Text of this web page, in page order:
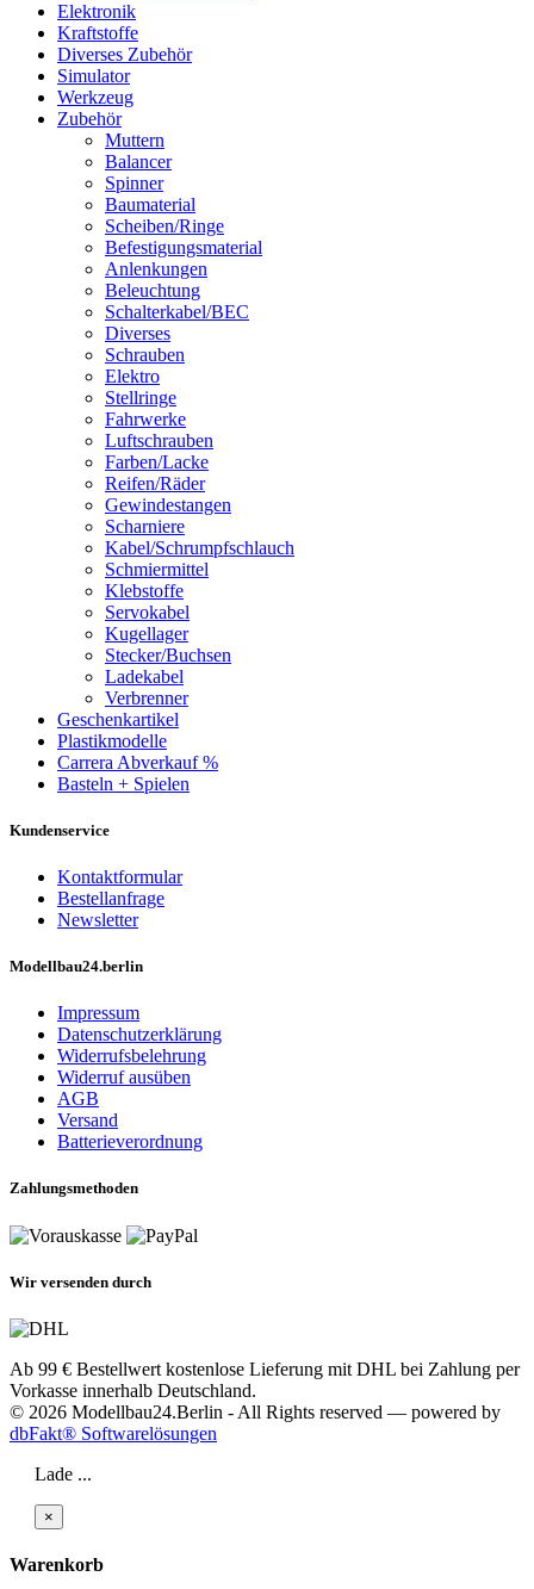
Elektronik
Kraftstoffe
Diverses Zubehör
Simulator
Werkzeug
Zubehör
Muttern
Balancer
Spinner
Baumaterial
Scheiben/Ringe
Befestigungsmaterial
Anlenkungen
Beleuchtung
Schalterkabel/BEC
Diverses
Schrauben
Elektro
Stellringe
Fahrwerke
Luftschrauben
Farben/Lacke
Reifen/Räder
Gewindestangen
Scharniere
Kabel/Schrumpfschlauch
Schmiermittel
Klebstoffe
Servokabel
Kugellager
Stecker/Buchsen
Ladekabel
Verbrenner
Geschenkartikel
Plastikmodelle
Carrera Abverkauf %
Basteln + Spielen
Kundenservice
Kontaktformular
Bestellanfrage
Newsletter
Modellbau24.berlin
Impressum
Datenschutzerklärung
Widerrufsbelehrung
Widerruf ausüben
AGB
Versand
Batterieverordnung
Zahlungsmethoden
Wir versenden durch
Ab 99 € Bestellwert kostenlose Lieferung mit DHL bei Zahlung per
Vorkasse innerhalb Deutschland.
© 2026 Modellbau24.Berlin - All Rights reserved — powered by
dbFakt® Softwarelösungen
Lade ...
×
Warenkorb